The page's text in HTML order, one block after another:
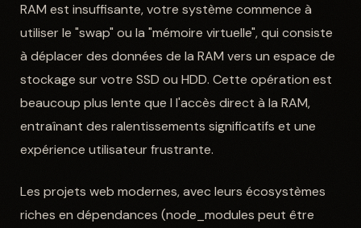
RAM est insuffisante, votre système commence à
utiliser le "swap" ou la "mémoire virtuelle", qui consiste
à déplacer des données de la RAM vers un espace de
stockage sur votre SSD ou HDD. Cette opération est
beaucoup plus lente que l l'accès direct à la RAM,
entraînant des ralentissements significatifs et une
expérience utilisateur frustrante.
Les projets web modernes, avec leurs écosystèmes
riches en dépendances (node_modules peut être